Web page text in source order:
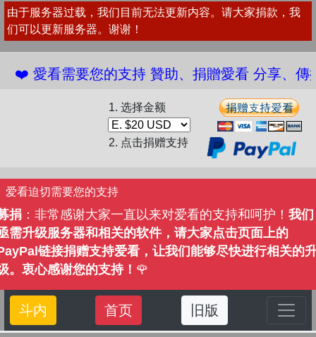
由于服务器过载，我们目前无法更新内容。请大家捐款，我
们可以更新服务器。谢谢！
看需要您的支持 贊助、捐贈愛看 分享、傳播
1. 选择金额
2. 点击捐赠支持
爱看迫切需要您的支持
捐 ：非常感谢大家一直以来对爱看的支持和呵护！ 我们
需升级服务器和相关的软件，请大家点击页面上的
链接捐赠支持爱看，让我们能够尽快进行相关的
。衷心感谢您的支持！ 🌹
斗内 首页 旧版